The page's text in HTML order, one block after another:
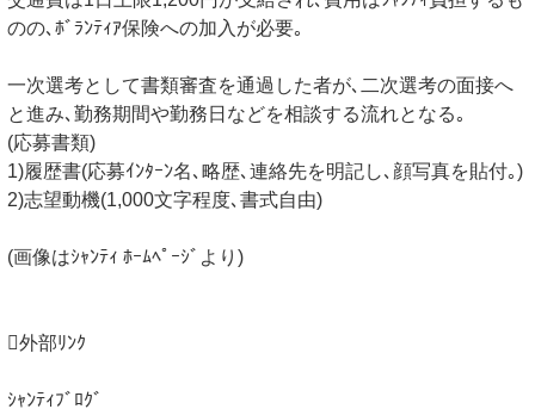
のの､ﾎﾞﾗﾝﾃｨｱ保険への加入が必要｡
一次選考として書類審査を通過した者が､二次選考の面接へ
と進み､勤務期間や勤務日などを相談する流れとなる｡
(応募書類)
1)履歴書(応募ｲﾝﾀｰﾝ名､略歴､連絡先を明記し､顔写真を貼付｡)
2)志望動機(1,000文字程度､書式自由)
(画像はｼｬﾝﾃｨ ﾎｰﾑﾍﾟｰｼﾞより)
外部ﾘﾝｸ
ｼｬﾝﾃｨﾌﾞﾛｸﾞ